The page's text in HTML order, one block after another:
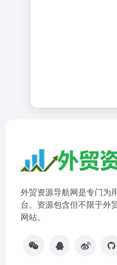
外贸资源导航网是专门为
台。资源包含但不限于外
网站。